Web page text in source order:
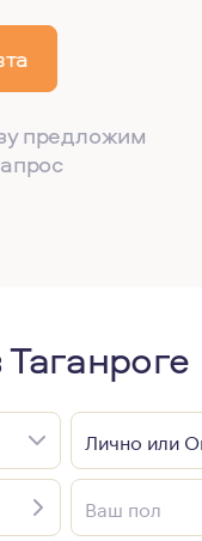
предложим
Лично или
Ваш пол